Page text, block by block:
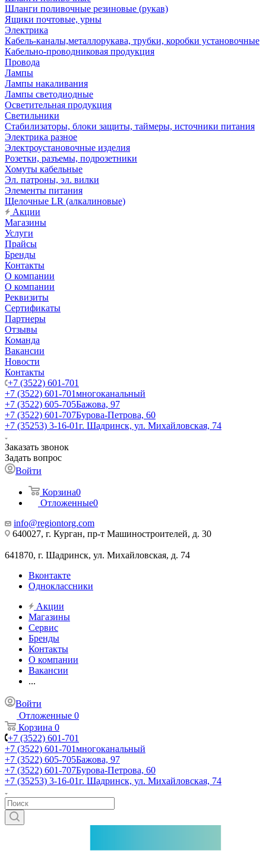
Шланги поливочные резиновые (рукав)
Ящики почтовые, урны
Электрика
Кабель-каналы,металлорукава, трубки, коробки установочные
Кабельно-проводниковая продукция
Провода
Лампы
Лампы накаливания
Лампы светодиодные
Осветительная продукция
Светильники
Стабилизаторы, блоки защиты, таймеры, источники питания
Электрика разное
Электроустановочные изделия
Розетки, разъемы, подрозетники
Хомуты кабельные
Эл. патроны, эл. вилки
Элементы питания
Щелочные LR (алкалиновые)
Акции
Магазины
Услуги
Прайсы
Бренды
Контакты
О компании
О компании
Реквизиты
Сертификаты
Партнеры
Отзывы
Команда
Вакансии
Новости
Контакты
+7 (3522) 601-701
+7 (3522) 601-701многоканальный
+7 (3522) 605-705Бажова, 97
+7 (3522) 601-707Бурова-Петрова, 60
+7 (35253) 3-16-01г. Шадринск, ул. Михайловская, 74
Заказать звонок
Задать вопрос
Войти
Корзина0
Отложенные0
info@regiontorg.com
640027, г. Курган, пр-т Машиностроителей, д. 30
641870, г. Шадринск, ул. Михайловская, д. 74
Вконтакте
Одноклассники
Акции
Магазины
Сервис
Бренды
Контакты
О компании
Вакансии
...
Войти
Отложенные 0
Корзина 0
+7 (3522) 601-701
+7 (3522) 601-701многоканальный
+7 (3522) 605-705Бажова, 97
+7 (3522) 601-707Бурова-Петрова, 60
+7 (35253) 3-16-01г. Шадринск, ул. Михайловская, 74